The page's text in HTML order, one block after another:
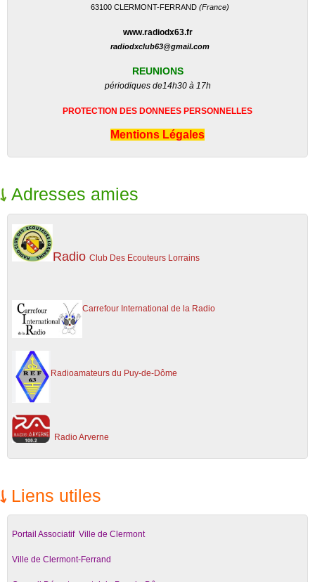
63100 CLERMONT-FERRAND (France)
www.radiodx63.fr
radiodxclub63@gmail.com
REUNIONS
périodiques de14h30 à 17h
PROTECTION DES DONNEES PERSONNELLES
Mentions Légales
Adresses amies
Radio Club Des Ecouteurs Lorrains
Carrefour International de la Radio
Radioamateurs du Puy-de-Dôme
Radio Arverne
Liens utiles
Portail Associatif Ville de Clermont
Ville de Clermont-Ferrand